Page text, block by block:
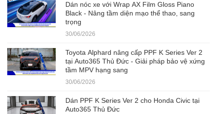
Dán nóc xe với Wrap AX Film Gloss Piano
Black - Nâng tầm diện mạo thể thao, sang
trọng
30/06/2026
Toyota Alphard nâng cấp PPF K Series Ver 2
tại Auto365 Thủ Đức - Giải pháp bảo vệ xứng
tầm MPV hạng sang
30/06/2026
Dán PPF K Series Ver 2 cho Honda Civic tại
Auto365 Thủ Đức